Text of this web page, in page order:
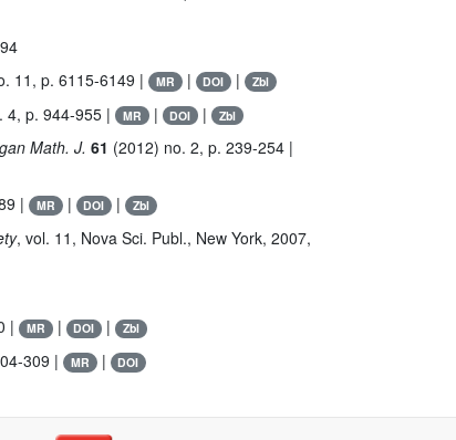
11, p. 6115-6149 | MR | DOI | Zbl
4, p. 944-955 | MR | DOI | Zbl
Math. J. 61 (2012) no. 2, p. 239-254 |
| MR | DOI | Zbl
, vol. 11 , Nova Sci. Publ., New York, 2007,
| MR | DOI | Zbl
309 | MR | DOI